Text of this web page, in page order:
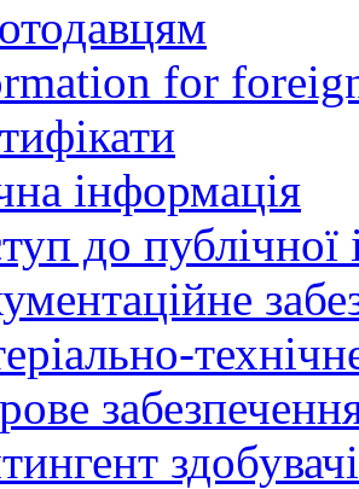
for
інформація
до публічної